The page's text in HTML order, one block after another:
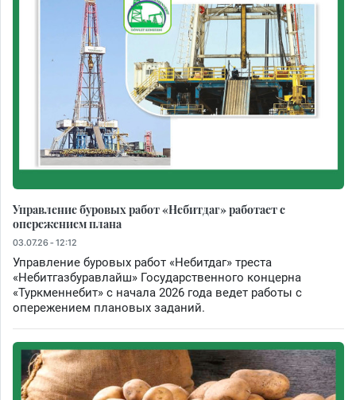
Управление буровых работ «Небитдаг» работает с
опережением плана
03.07.26 - 12:12
Управление буровых работ «Небитдаг» треста
«Небитгазбуравлайш» Государственного концерна
«Туркменнебит» с начала 2026 года ведет работы с
опережением плановых заданий.